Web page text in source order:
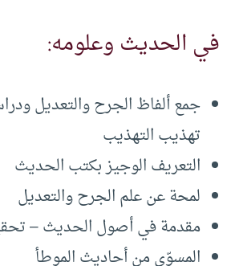
في الحديث وعلومه:
جمع ألفاظ الجرح والتعديل
تهذيب التهذيب
التعريف الوجيز بكتب الحديث
لمحة عن علم الجرح والتعديل
مقدمة في أصول الحديث –
المسوّى من أحاديث الموطأ